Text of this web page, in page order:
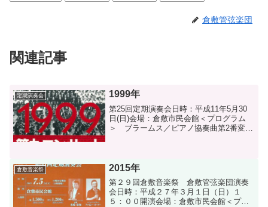
倉敷管弦楽団
関連記事
定期演奏会 1999年
第25回定期演奏会日時：平成11年5月30
日(日)会場：倉敷市民会館＜プログラム
＞ ブラームス／ピアノ協奏曲第2番変ロ
倉敷音楽祭 2015年
第２９回倉敷音楽祭 倉敷管弦楽団演奏
会日時：平成２７年３月１日（日）１
５：００開演会場：倉敷市民会館＜プロ